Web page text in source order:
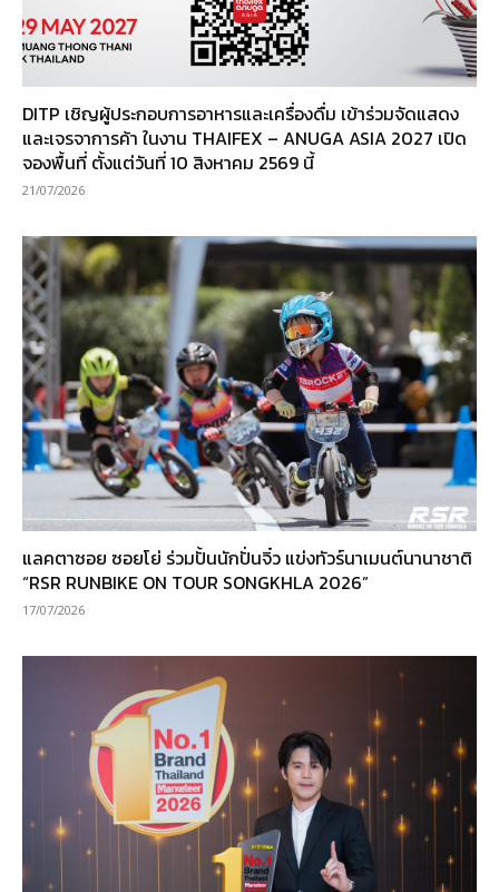
DITP เชิญผู้ประกอบการอาหารและเครื่องดื่ม เข้าร่วมจัดแสดง
และเจรจาการค้า ในงาน THAIFEX – ANUGA ASIA 2027 เปิด
จองพื้นที่ ตั้งแต่วันที่ 10 สิงหาคม 2569 นี้
21/07/2026
แลคตาซอย ซอยโย่ ร่วมปั้นนักปั่นจิ๋ว แข่งทัวร์นาเมนต์นานาชาติ
“RSR RUNBIKE ON TOUR SONGKHLA 2026”
17/07/2026